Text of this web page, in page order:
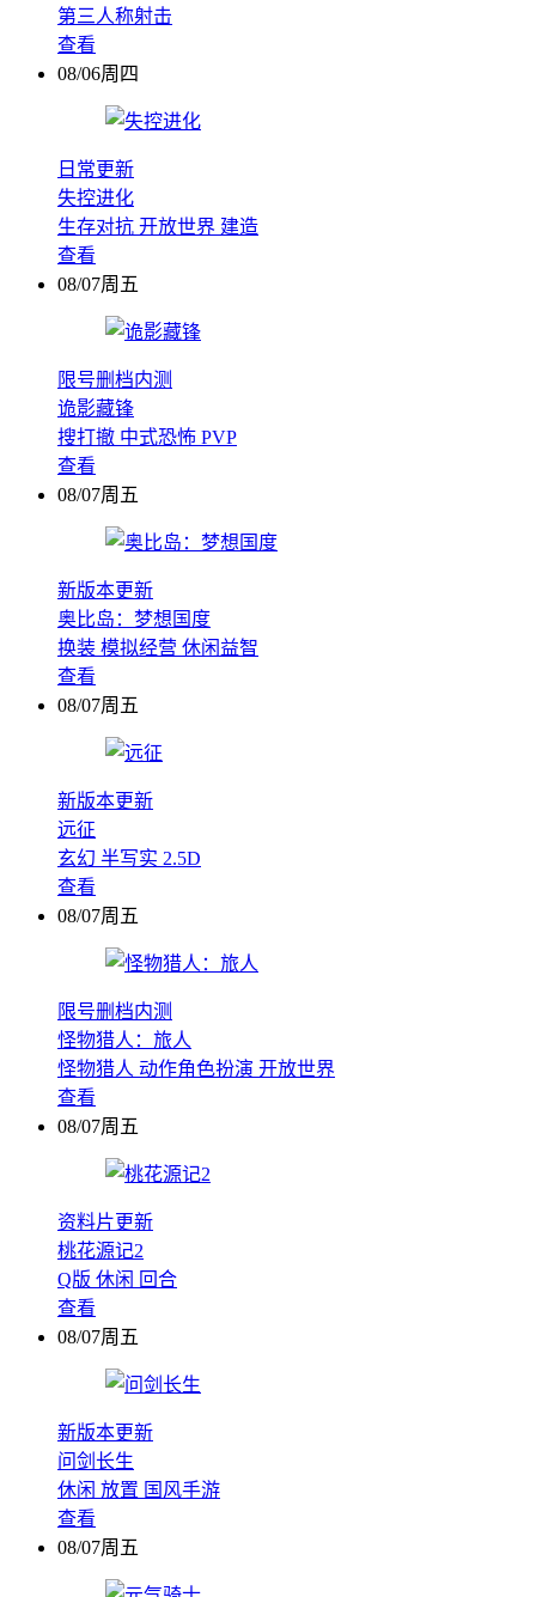
第三人称射击
查看
08/06周四
日常更新
失控进化
生存对抗 开放世界 建造
查看
08/07周五
限号删档内测
诡影藏锋
搜打撤 中式恐怖 PVP
查看
08/07周五
新版本更新
奥比岛：梦想国度
换装 模拟经营 休闲益智
查看
08/07周五
新版本更新
远征
玄幻 半写实 2.5D
查看
08/07周五
限号删档内测
怪物猎人：旅人
怪物猎人 动作角色扮演 开放世界
查看
08/07周五
资料片更新
桃花源记2
Q版 休闲 回合
查看
08/07周五
新版本更新
问剑长生
休闲 放置 国风手游
查看
08/07周五